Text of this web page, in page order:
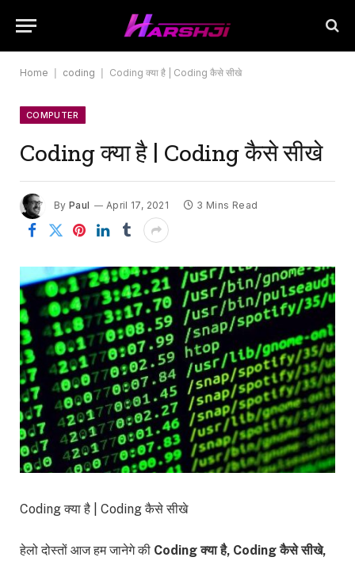
Home coding Coding क्या है | Coding कैसे सीखे
COMPUTER
Coding क्या है | Coding कैसे सीखे
By Paul April 17, 2021 3 Mins Read
Coding क्या है | Coding कैसे सीखे
हेलो दोस्तों आज हम जानेगे की Coding क्या है, Coding कैसे सीखे,